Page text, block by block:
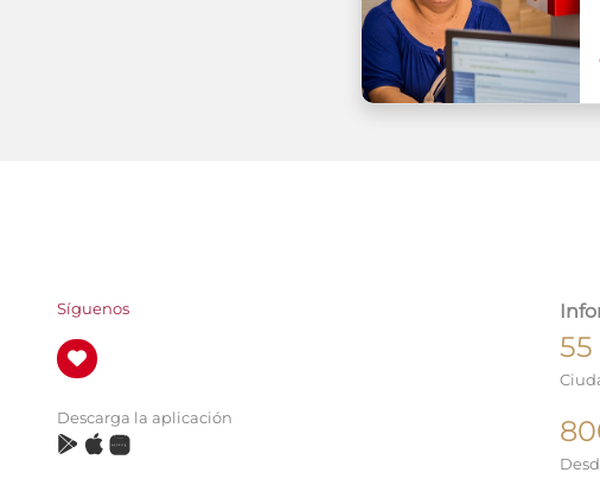
Síguenos
Descarga la aplicación
55